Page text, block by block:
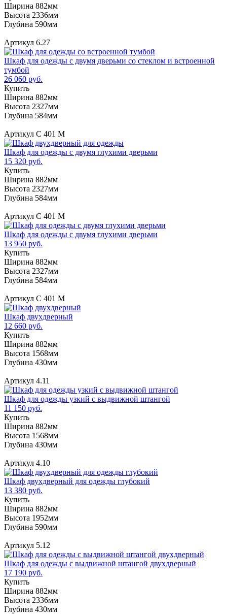
Ширина 882мм
Высота 2336мм
Глубина 590мм
Артикул 6.27
Шкаф для одежды с двумя дверьми со стеклом и встроенной
тумбой
26 060 руб.
Купить
Ширина 882мм
Высота 2327мм
Глубина 584мм
Артикул С 401 М
Шкаф для одежды с двумя глухими дверьми
15 320 руб.
Купить
Ширина 882мм
Высота 2327мм
Глубина 584мм
Артикул С 401 М
Шкаф для одежды с двумя глухими дверьми
13 950 руб.
Купить
Ширина 882мм
Высота 2327мм
Глубина 584мм
Артикул С 401 М
Шкаф двухдверный
12 660 руб.
Купить
Ширина 882мм
Высота 1568мм
Глубина 430мм
Артикул 4.11
Шкаф для одежды узкий с выдвижной штангой
11 150 руб.
Купить
Ширина 882мм
Высота 1568мм
Глубина 430мм
Артикул 4.10
Шкаф двухдверный для одежды глубокий
13 380 руб.
Купить
Ширина 882мм
Высота 1952мм
Глубина 590мм
Артикул 5.12
Шкаф для одежды с выдвижной штангой двухдверный
17 190 руб.
Купить
Ширина 882мм
Высота 2336мм
Глубина 430мм